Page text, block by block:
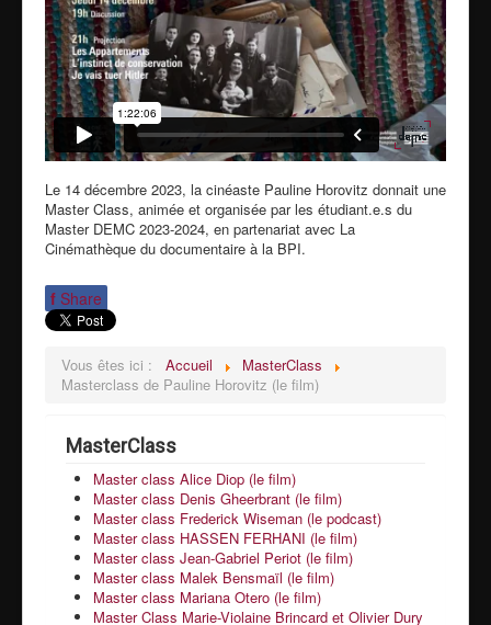
Moyens techniques
Espace entreprises
Contact
Le 14 décembre 2023, la cinéaste Pauline Horovitz donnait une
Master Class, animée et organisée par les étudiant.e.s du
Master DEMC 2023-2024, en partenariat avec La
Cinémathèque du documentaire à la BPI.
f Share
Vous êtes ici : Accueil
MasterClass
Masterclass de Pauline Horovitz (le film)
MasterClass
Master class Alice Diop (le film)
Master class Denis Gheerbrant (le film)
Master class Frederick Wiseman (le podcast)
Master class HASSEN FERHANI (le film)
Master class Jean-Gabriel Periot (le film)
Master class Malek Bensmaïl (le film)
Master class Mariana Otero (le film)
Master Class Marie-Violaine Brincard et Olivier Dury